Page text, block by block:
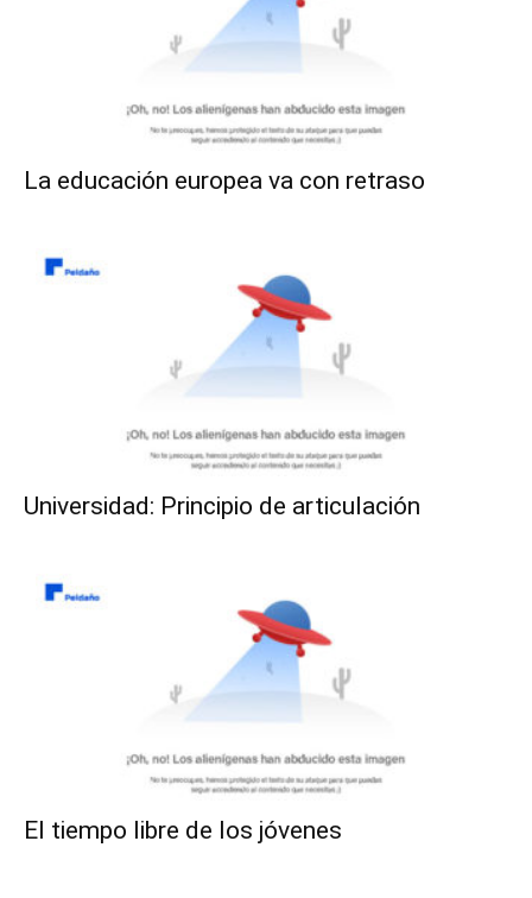
La educación europea va con retraso
Universidad: Principio de articulación
El tiempo libre de los jóvenes